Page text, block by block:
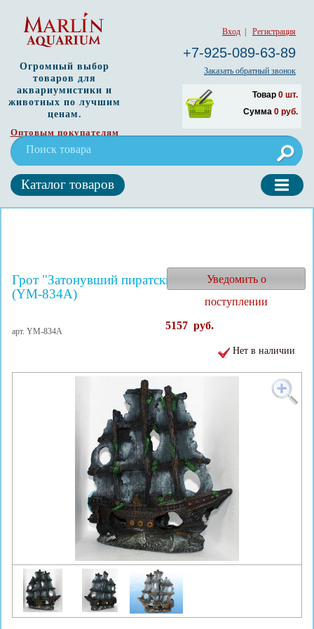
Вход Регистрация
+7-925-089-63-89
Заказать обратный звонок
Товар 0 шт.
Сумма 0 руб.
Огромный выбор
товаров для
аквариумистики и
животных по лучшим
ценам.
Оптовым покупателям
Каталог товаров
Грот "Затонувший пиратский корабль" (38*13*41)
(YM-834A)
арт. YM-834A
Уведомить о
поступлении
5157 руб.
Нет в наличии